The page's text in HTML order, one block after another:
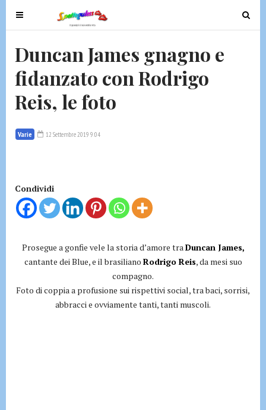
T
o
l
e
n
v
i
t
o
T
o
Duncan James gnagno e
fidanzato con Rodrigo
Reis, le foto
Varie 12 Settembre 2019 9:04
Condividi
Prosegue a gonfie vele la storia d’amore traDuncan James,
cantante dei Blue, e il brasiliano Rodrigo Reis, da mesi suo
compagno.
Foto di coppia a profusione sui rispettivi social, tra baci, sorrisi,
abbracci e ovviamente tanti, tanti muscoli.